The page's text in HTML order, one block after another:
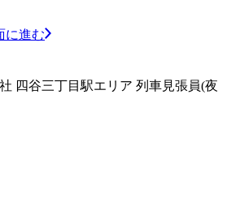
に進む
四谷三丁目駅エリア 列車見張員(夜